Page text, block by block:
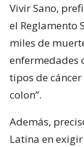
Vivir Sano,
el Reglamento
miles de
enfermedades
tipos de
colon”.
Además,
Latina en